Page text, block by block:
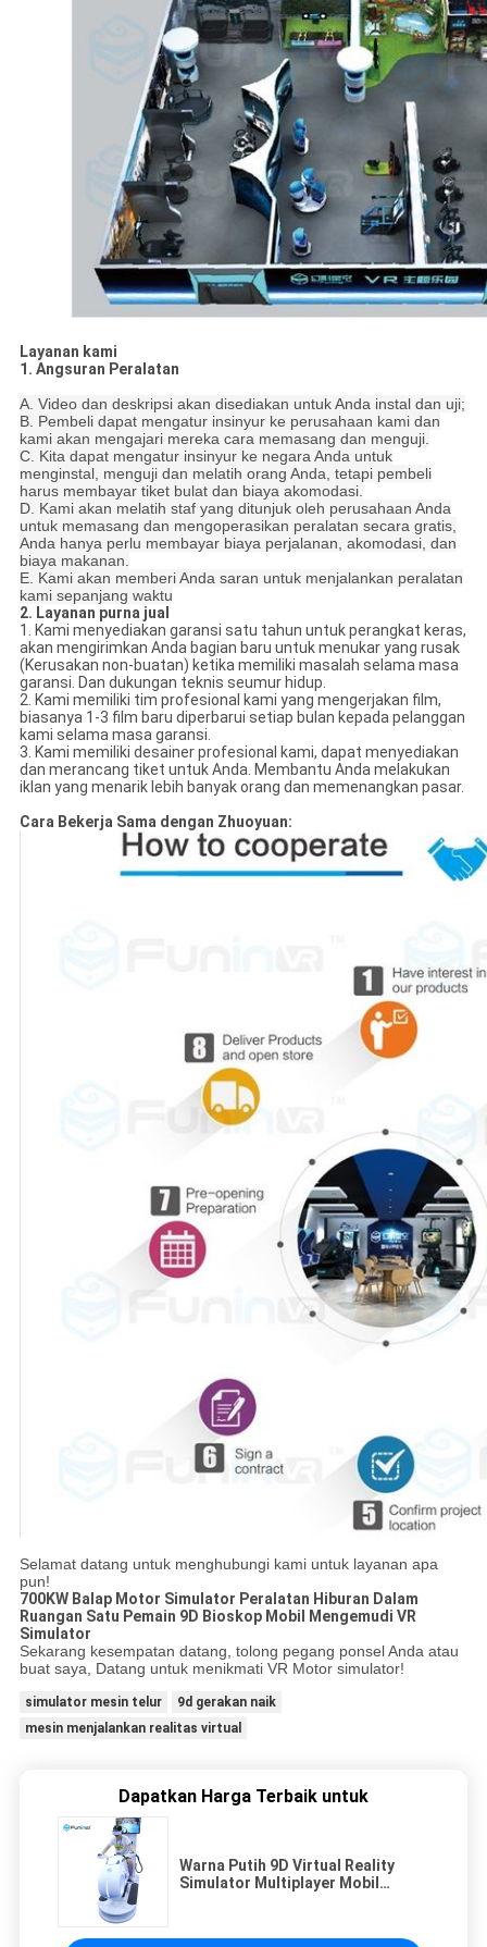
Layanan kami
1. Angsuran Peralatan
A. Video dan deskripsi akan disediakan untuk Anda instal dan uji;
B. Pembeli dapat mengatur insinyur ke perusahaan kami dan
kami akan mengajari mereka cara memasang dan menguji.
C. Kita dapat mengatur insinyur ke negara Anda untuk
menginstal, menguji dan melatih orang Anda, tetapi pembeli
harus membayar tiket bulat dan biaya akomodasi.
D. Kami akan melatih staf yang ditunjuk oleh perusahaan Anda
untuk memasang dan mengoperasikan peralatan secara gratis,
Anda hanya perlu membayar biaya perjalanan, akomodasi, dan
biaya makanan.
E. Kami akan memberi Anda saran untuk menjalankan peralatan
kami sepanjang waktu
2. Layanan purna jual
1. Kami menyediakan garansi satu tahun untuk perangkat keras,
akan mengirimkan Anda bagian baru untuk menukar yang rusak
(Kerusakan non-buatan) ketika memiliki masalah selama masa
garansi. Dan dukungan teknis seumur hidup.
2. Kami memiliki tim profesional kami yang mengerjakan film,
biasanya 1-3 film baru diperbarui setiap bulan kepada pelanggan
kami selama masa garansi.
3. Kami memiliki desainer profesional kami, dapat menyediakan
dan merancang tiket untuk Anda. Membantu Anda melakukan
iklan yang menarik lebih banyak orang dan memenangkan pasar.
Cara Bekerja Sama dengan Zhuoyuan:
Selamat datang untuk menghubungi kami untuk layanan apa
pun!
700KW Balap Motor Simulator Peralatan Hiburan Dalam
Ruangan Satu Pemain 9D Bioskop Mobil Mengemudi VR
Simulator
Sekarang kesempatan datang, tolong pegang ponsel Anda atau
buat saya, Datang untuk menikmati VR Motor simulator!
simulator mesin telur
9d gerakan naik
mesin menjalankan realitas virtual
Dapatkan Harga Terbaik untuk
Warna Putih 9D Virtual Reality
Simulator Multiplayer Mobil